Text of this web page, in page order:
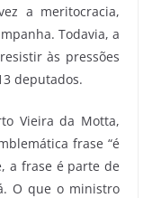
a meritocracia,
Todavia, a
às pressões
deputados.
Vieira da Motta,
frase “é
a frase é parte de
O que o ministro